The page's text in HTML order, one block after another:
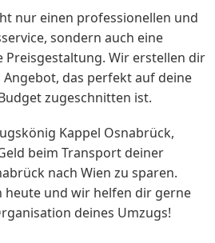
nur einen professionellen und
sondern auch eine
Wir erstellen dir
das perfekt auf deine
zugeschnitten ist.
Kappel Osnabrück,
beim Transport deiner
nach Wien zu sparen.
heute und wir helfen dir gerne
deines Umzugs!